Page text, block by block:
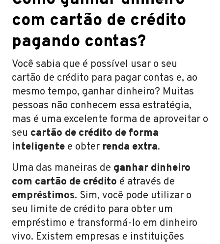
com cartão de crédito
pagando contas?
Você sabia que é possível usar o seu
cartão de crédito para pagar contas e, ao
mesmo tempo, ganhar dinheiro? Muitas
pessoas não conhecem essa estratégia,
mas é uma excelente forma de aproveitar o
seu cartão de crédito de forma
inteligente e obter renda extra.
Uma das maneiras de ganhar dinheiro
com cartão de crédito é através de
empréstimos. Sim, você pode utilizar o
seu limite de crédito para obter um
empréstimo e transformá-lo em dinheiro
vivo. Existem empresas e instituições